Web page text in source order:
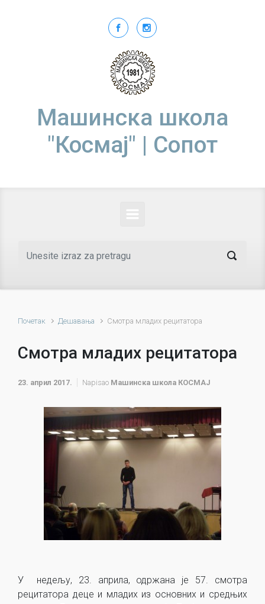
Машинска школа
"Космај" | Сопот
Почетак Дешавања Смотра младих рецитатора
Смотра младих рецитатора
23. април 2017. Napisao Машинска школа КОСМАЈ
У недељу, 23. априла, одржана је 57. смотра
рецитатора деце и младих из основних и средњих